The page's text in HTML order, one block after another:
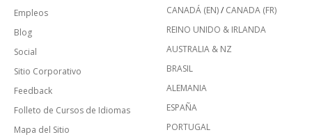
Empleos
Blog
Social
Sitio Corporativo
Feedback
Folleto de Cursos de Idiomas
Mapa del Sitio
CANADÁ (EN)/ CANADA (FR)
REINO UNIDO & IRLANDA
AUSTRALIA & NZ
BRASIL
ALEMANIA
ESPAÑA
PORTUGAL